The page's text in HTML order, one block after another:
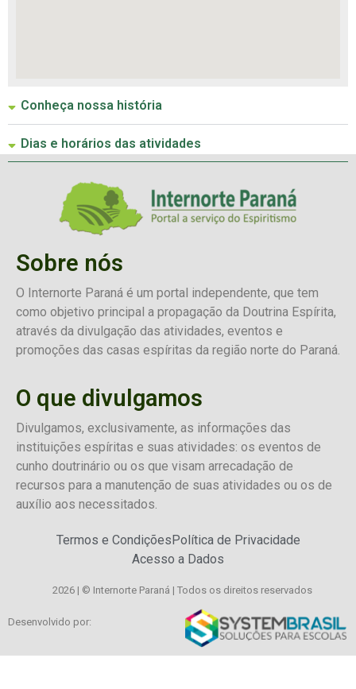
Conheça nossa história
Dias e horários das atividades
Sobre nós
O Internorte Paraná é um portal independente, que tem
como objetivo principal a propagação da Doutrina Espírita,
através da divulgação das atividades, eventos e
promoções das casas espíritas da região norte do Paraná.
O que divulgamos
Divulgamos, exclusivamente, as informações das
instituições espíritas e suas atividades: os eventos de
cunho doutrinário ou os que visam arrecadação de
recursos para a manutenção de suas atividades ou os de
auxílio aos necessitados.
Termos e CondiçõesPolítica de Privacidade
Acesso a Dados
2026 | © Internorte Paraná | Todos os direitos reservados
Desenvolvido por: